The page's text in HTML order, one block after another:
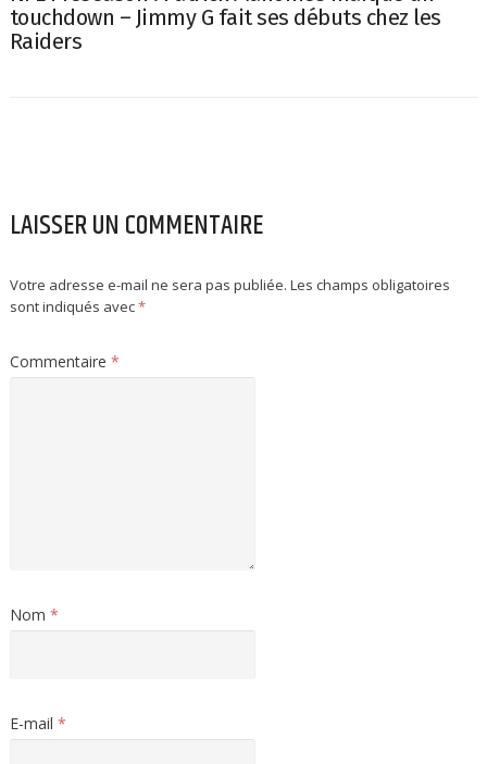
touchdown – Jimmy G fait ses débuts chez les
Raiders
LAISSER UN COMMENTAIRE
Votre adresse e-mail ne sera pas publiée. Les champs obligatoires
sont indiqués avec*
Commentaire *
Nom *
E-mail *